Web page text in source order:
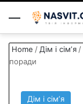
Menu
Home / Дім і сімʼя /
поради
Дім і сімʼя